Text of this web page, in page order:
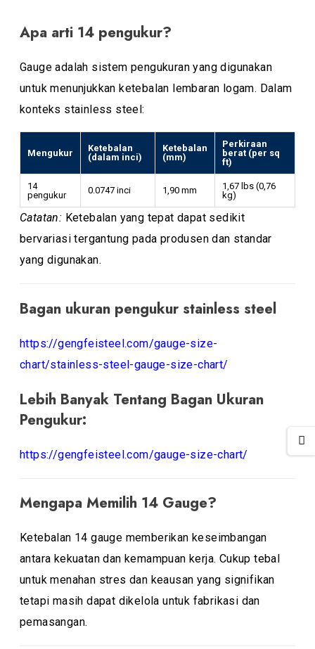
Apa arti 14 pengukur?
Gauge adalah sistem pengukuran yang digunakan
untuk menunjukkan ketebalan lembaran logam. Dalam
konteks stainless steel:
Mengukur
Ketebalan
(dalam inci)
Ketebalan
(mm)
Perkiraan
berat (per sq
ft)
14
pengukur
0.0747 inci 1,90 mm
1,67 lbs (0,76
kg)
Catatan: Ketebalan yang tepat dapat sedikit
bervariasi tergantung pada produsen dan standar
yang digunakan.
Bagan ukuran pengukur stainless steel
https://gengfeisteel.com/gauge-size-
chart/stainless-steel-gauge-size-chart/
Lebih Banyak Tentang Bagan Ukuran
Pengukur:
https://gengfeisteel.com/gauge-size-chart/
Mengapa Memilih 14 Gauge?
Ketebalan 14 gauge memberikan keseimbangan
antara kekuatan dan kemampuan kerja. Cukup tebal
untuk menahan stres dan keausan yang signifikan
tetapi masih dapat dikelola untuk fabrikasi dan
pemasangan.